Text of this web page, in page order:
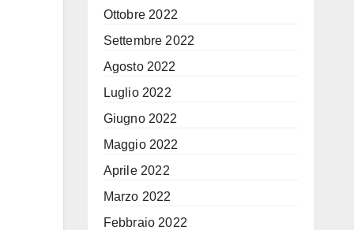
Ottobre 2022
Settembre 2022
Agosto 2022
Luglio 2022
Giugno 2022
Maggio 2022
Aprile 2022
Marzo 2022
Febbraio 2022